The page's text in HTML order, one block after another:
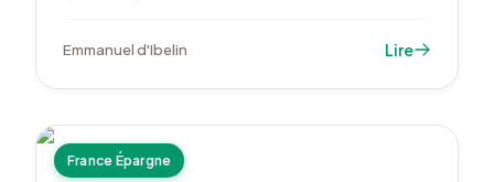
données.
Emmanuel d'Ibelin Lire
France Épargne